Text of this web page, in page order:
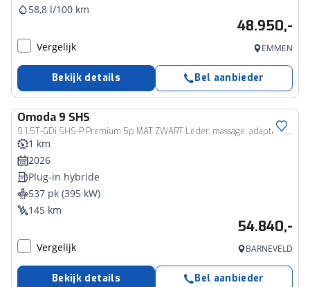
58,8 l/100 km
48.950,-
Vergelijk EMMEN
Bekijk details Bel aanbieder
Omoda 9 SHS
9 1.5T-GDi SHS-P Premium 5p MAT ZWART Leder, massage, adaptive cruise
1 km
2026
Plug-in hybride
537 pk (395 kW)
145 km
54.840,-
Vergelijk BARNEVELD
Bekijk details Bel aanbieder